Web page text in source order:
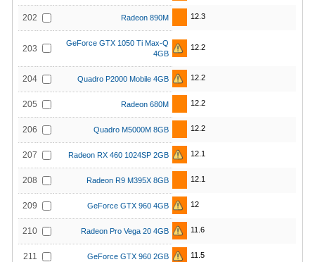
202 Radeon 890M 12.3
203
GeForce GTX 1050 Ti Max-Q
4GB
12.2
204 Quadro P2000 Mobile 4GB 12.2
205 Radeon 680M 12.2
206 Quadro M5000M 8GB 12.2
207 Radeon RX 460 1024SP 2GB 12.1
208 Radeon R9 M395X 8GB 12.1
209 GeForce GTX 960 4GB 12
210 Radeon Pro Vega 20 4GB 11.6
211 GeForce GTX 960 2GB 11.5